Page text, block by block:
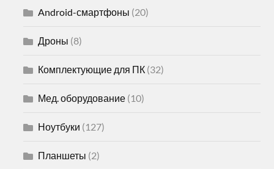
Android-смартфоны (20)
Дроны (8)
Комплектующие для ПК (32)
Мед. оборудование (10)
Ноутбуки (127)
Планшеты (2)